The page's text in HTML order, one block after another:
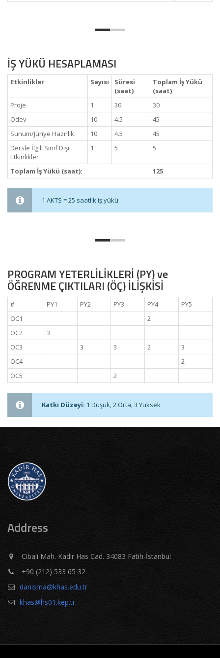
İŞ YÜKÜ HESAPLAMASI
Etkinlikler Sayısı
Süresi
(saat)
Toplam İş Yükü
(saat)
Proje
1 30
30
Ödev
10 4.5
45
Sunum/Jüriye Hazırlık
10 4.5
45
Dersle İlgili Sınıf Dışı
Etkinlikler
1 5 5
Toplam İş Yükü (saat): 125
1 AKTS = 25 saatlik iş yükü
PROGRAM YETERLİLİKLERİ (PY) ve
ÖĞRENME ÇIKTILARI (ÖÇ) İLİŞKİSİ
# PY1 PY2 PY3 PY4
PY5
OC1
2
OC2
3
OC3
3 3 2
3
OC4
2
OC5
2
Katkı Düzeyi: 1 Düşük, 2 Orta, 3 Yüksek
Address
Cibali Mah. Kadir Has Cad. 34083 Fatih-İstanbul
+90 (212) 533 65 32
danisma@khas.edu.tr
khas@hs01.kep.tr